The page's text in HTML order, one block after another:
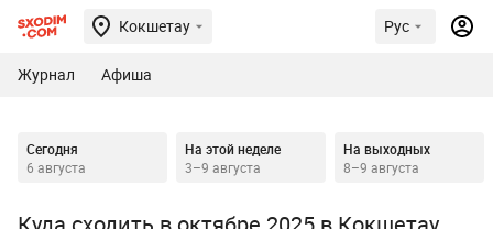
Кокшетау Рус
Журнал Афиша
Сегодня
6 августа
На этой неделе
3–9 августа
На выходных
8–9 августа